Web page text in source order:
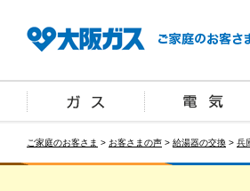
ご家庭のお客さま > お客さまの声 > 給湯器の交換 > 兵